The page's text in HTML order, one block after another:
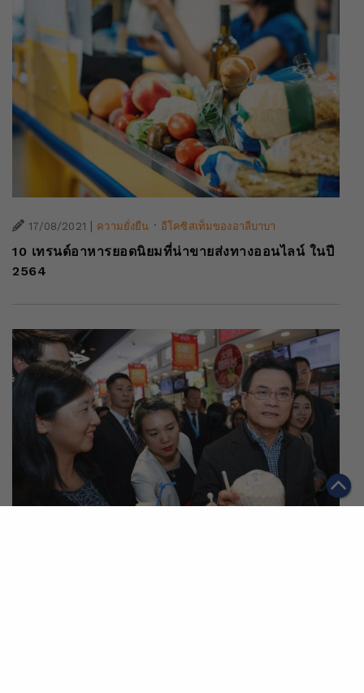
17/08/2021 ความยั่งยืน · อีโคซิสเท็มของอาลีบาบา
10 เทรนด์อาหารยอดนิยมที่น่าขายส่งทางออนไลน์ ในปี
2564